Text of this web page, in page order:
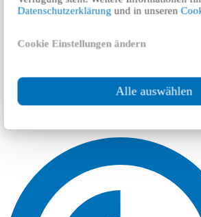
Datenschutzerklärung und in unseren
Cookie Einstellungen ändern
Alle auswählen